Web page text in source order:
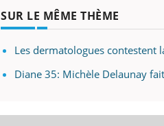
SUR LE MÊME THÈME
Les dermatologues contestent
Diane 35: Michèle Delaunay